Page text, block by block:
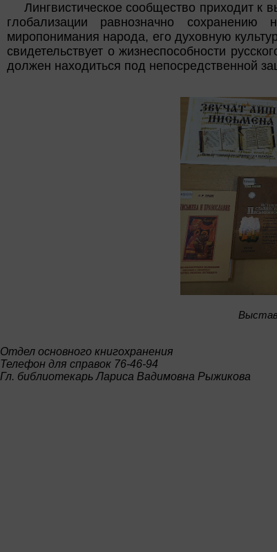
Лингвистическое сообщество приходит к
глобализации равнозначно сохранению
миропонимания народа, его духовную
свидетельствует о жизнеспособности
должен находиться под непосредственной
Отдел основного книгохранения
Телефон для справок 76-46-94
Гл. библиотекарь Лариса Вадимовна Рыжикова